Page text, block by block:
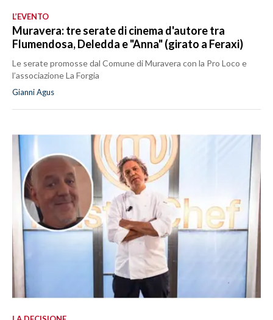
L’EVENTO
Muravera: tre serate di cinema d'autore tra
Flumendosa, Deledda e "Anna" (girato a Feraxi)
Le serate promosse dal Comune di Muravera con la Pro Loco e
l’associazione La Forgia
Gianni Agus